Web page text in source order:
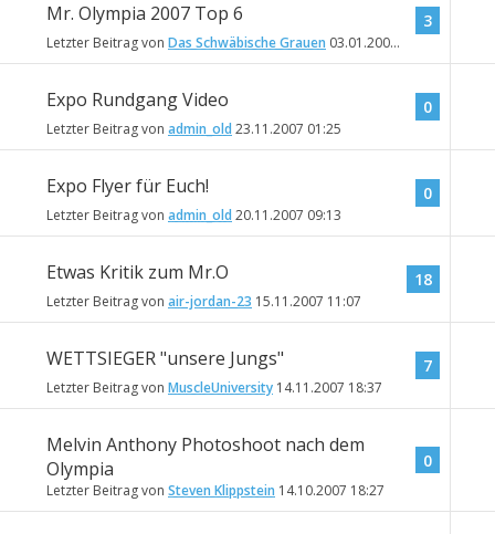
Mr. Olympia 2007 Top 6
Letzter Beitrag von Das Schwäbische Grauen 03.01.2008
3
Expo Rundgang Video
Letzter Beitrag von admin_old 23.11.2007 01:25
0
Expo Flyer für Euch!
Letzter Beitrag von admin_old 20.11.2007 09:13
0
Etwas Kritik zum Mr.O
Letzter Beitrag von air-jordan-23 15.11.2007 11:07
18
WETTSIEGER "unsere Jungs"
Letzter Beitrag von MuscleUniversity 14.11.2007 18:37
7
Melvin Anthony Photoshoot nach dem
Olympia
Letzter Beitrag von Steven Klippstein 14.10.2007 18:27
0